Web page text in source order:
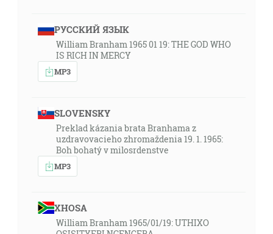
РУССКИЙ ЯЗЫК
William Branham 1965 01 19: THE GOD WHO
IS RICH IN MERCY
MP3
SLOVENSKY
Preklad kázania brata Branhama z
uzdravovacieho zhromaždenia 19. 1. 1965:
Boh bohatý v milosrdenstve
MP3
XHOSA
William Branham 1965/01/19: UTHIXO